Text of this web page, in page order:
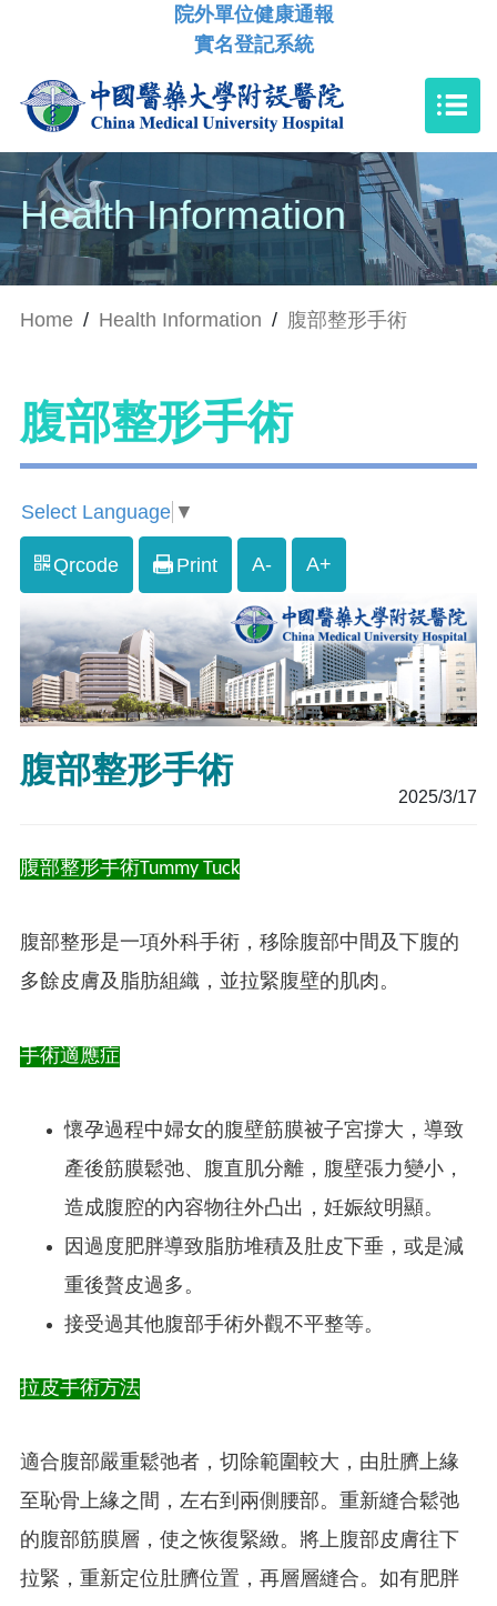
院外單位健康通報
實名登記系統
Health Information
Home / Health Information / 腹部整形手術
腹部整形手術
Select Language ▼
Qrcode Print A- A+
腹部整形手術
2025/3/17
腹部整形手術Tummy Tuck
腹部整形是一項外科手術，移除腹部中間及下腹的
多餘皮膚及脂肪組織，並拉緊腹壁的肌肉。
手術適應症
懷孕過程中婦女的腹壁筋膜被子宮撐大，導致
產後筋膜鬆弛、腹直肌分離，腹壁張力變小，
造成腹腔的內容物往外凸出，妊娠紋明顯。
因過度肥胖導致脂肪堆積及肚皮下垂，或是減
重後贅皮過多。
接受過其他腹部手術外觀不平整等。
拉皮手術方法
適合腹部嚴重鬆弛者，切除範圍較大，由肚臍上緣
至恥骨上緣之間，左右到兩側腰部。重新縫合鬆弛
的腹部筋膜層，使之恢復緊緻。將上腹部皮膚往下
拉緊，重新定位肚臍位置，再層層縫合。如有肥胖